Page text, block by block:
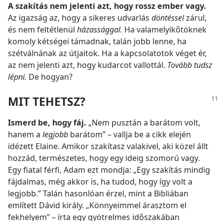
A szakítás nem jelenti azt, hogy rossz ember vagy.
Az igazság az, hogy a sikeres udvarlás döntésselzárul,
és nem feltétlenül házassággal. Ha valamelyikőtöknek
komoly kétségei támadnak, talán jobb lenne, ha
szétválnának az útjaitok. Ha a kapcsolatotok véget ér,
az nem jelenti azt, hogy kudarcot vallottál. Tovább tudsz
lépni. De hogyan?
MIT TEHETSZ?
Ismerd be, hogy fáj. „Nem pusztán a barátom volt,
hanem a legjobb barátom” – vallja be a cikk elején
idézett Elaine. Amikor szakítasz valakivel, aki közel állt
hozzád, természetes, hogy egy ideig szomorú vagy.
Egy fiatal férfi, Adam ezt mondja: „Egy szakítás mindig
fájdalmas, még akkor is, ha tudod, hogy így volt a
legjobb.” Talán hasonlóan érzel, mint a Bibliában
említett Dávid király. „Könnyeimmel árasztom el
fekhelyem” – írta egy gyötrelmes időszakában